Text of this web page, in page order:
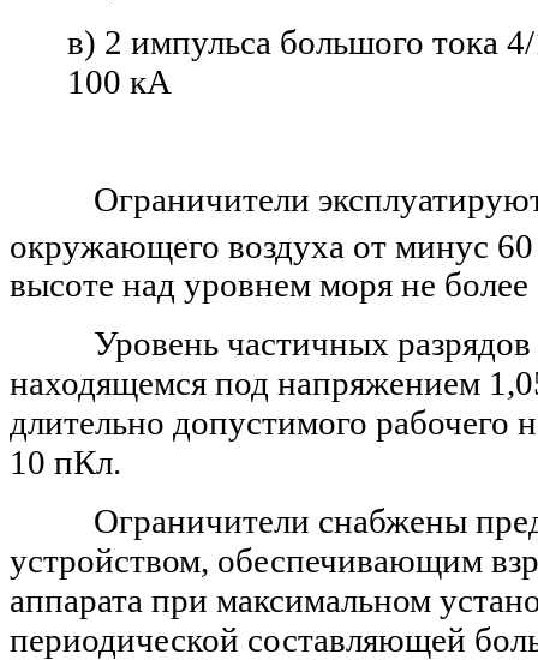
в) 2 импульса большого тока
100 кА
Ограничители
окружающего воздуха от минус
высоте над уровнем моря не
Уровень частичных разрядов
находящемся под напряжением
длительно допустимого рабочего
10 пКл.
Ограничители снабжены
устройством, обеспечивающим
аппарата при максимальном
периодической составляющей